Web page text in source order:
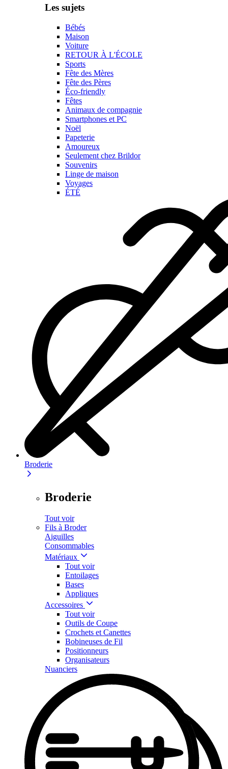
Les sujets
Bébés
Maison
Voiture
RETOUR À L'ÉCOLE
Sports
Fête des Mères
Fête des Pères
Éco-friendly
Fêtes
Animaux de compagnie
Smartphones et PC
Noël
Papeterie
Amoureux
Seulement chez Brildor
Souvenirs
Linge de maison
Voyages
ÉTÉ
Broderie
Broderie
Tout voir
Fils à Broder
Aiguilles
Consommables
Matériaux
Tout voir
Entoilages
Bases
Appliques
Accessoires
Tout voir
Outils de Coupe
Crochets et Canettes
Bobineuses de Fil
Positionneurs
Organisateurs
Nuanciers